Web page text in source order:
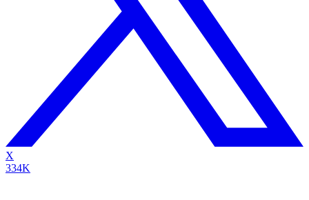
X
334K